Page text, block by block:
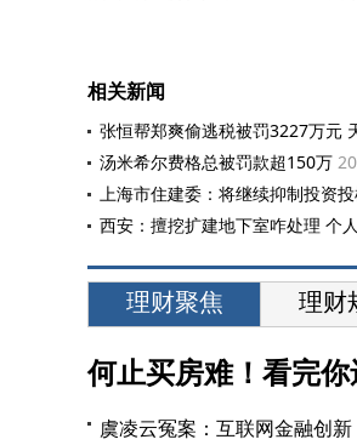
相关新闻
张恒帮郑爽偷逃税被罚3227万元
汤米希尔费格总被罚款超150万
上海市住建委：将继续抑制投资
西安：擅挖扩建地下室咋处理 个
理财聚焦 理财
何止买房难！看完
虞凌云冤案：互联网金融创